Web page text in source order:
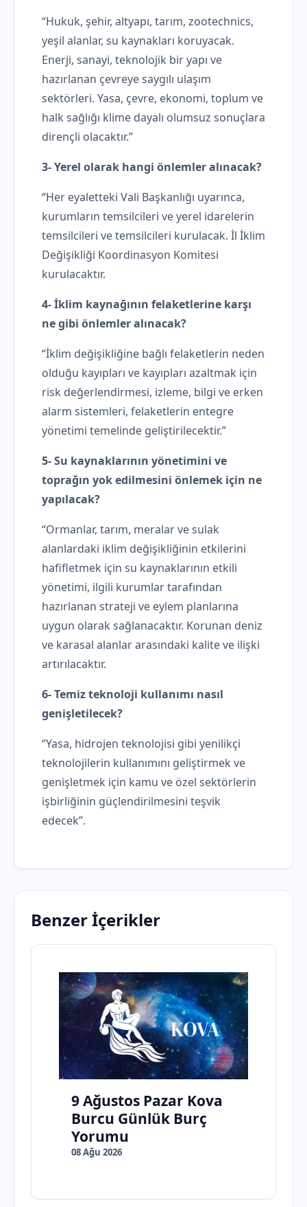
“Hukuk, şehir, altyapı, tarım, zootechnics,
yeşil alanlar, su kaynakları koruyacak.
Enerji, sanayi, teknolojik bir yapı ve
hazırlanan çevreye saygılı ulaşım
sektörleri. Yasa, çevre, ekonomi, toplum ve
halk sağlığı klime dayalı olumsuz sonuçlara
dirençli olacaktır.”
3- Yerel olarak hangi önlemler alınacak?
“Her eyaletteki Vali Başkanlığı uyarınca,
kurumların temsilcileri ve yerel idarelerin
temsilcileri ve temsilcileri kurulacak. İl İklim
Değişikliği Koordinasyon Komitesi
kurulacaktır.
4- İklim kaynağının felaketlerine karşı
ne gibi önlemler alınacak?
“İklim değişikliğine bağlı felaketlerin neden
olduğu kayıpları ve kayıpları azaltmak için
risk değerlendirmesi, izleme, bilgi ve erken
alarm sistemleri, felaketlerin entegre
yönetimi temelinde geliştirilecektir.”
5- Su kaynaklarının yönetimini ve
toprağın yok edilmesini önlemek için ne
yapılacak?
“Ormanlar, tarım, meralar ve sulak
alanlardaki iklim değişikliğinin etkilerini
hafifletmek için su kaynaklarının etkili
yönetimi, ilgili kurumlar tarafından
hazırlanan strateji ve eylem planlarına
uygun olarak sağlanacaktır. Korunan deniz
ve karasal alanlar arasındaki kalite ve ilişki
artırılacaktır.
6- Temiz teknoloji kullanımı nasıl
genişletilecek?
“Yasa, hidrojen teknolojisi gibi yenilikçi
teknolojilerin kullanımını geliştirmek ve
genişletmek için kamu ve özel sektörlerin
işbirliğinin güçlendirilmesini teşvik
edecek”.
Benzer İçerikler
9 Ağustos Pazar Kova
Burcu Günlük Burç
Yorumu
08 Ağu 2026